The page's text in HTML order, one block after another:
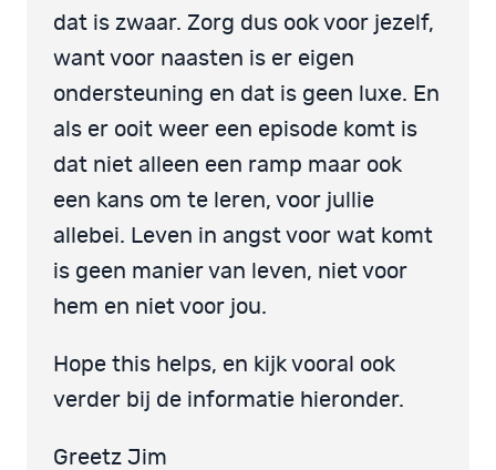
dat is zwaar. Zorg dus ook voor jezelf,
want voor naasten is er eigen
ondersteuning en dat is geen luxe. En
als er ooit weer een episode komt is
dat niet alleen een ramp maar ook
een kans om te leren, voor jullie
allebei. Leven in angst voor wat komt
is geen manier van leven, niet voor
hem en niet voor jou.
Hope this helps, en kijk vooral ook
verder bij de informatie hieronder.
Greetz Jim